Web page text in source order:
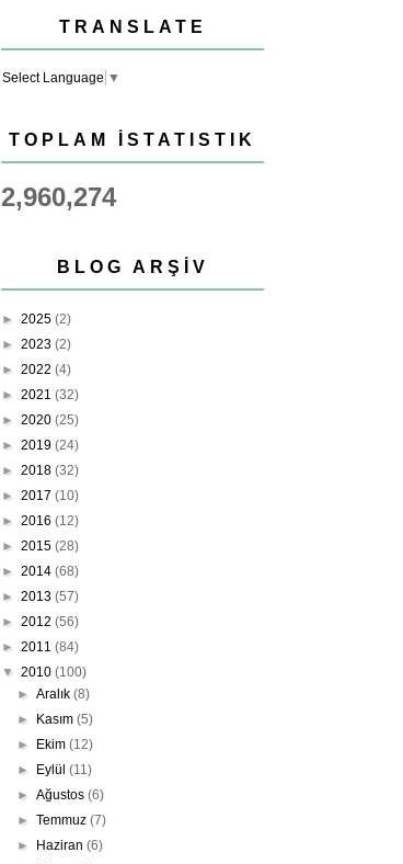
TRANSLATE
Select Language ▼
TOPLAM İSTATISTIK
2,960,274
BLOG ARŞIV
► 2025 (2)
► 2023 (2)
► 2022 (4)
► 2021 (32)
► 2020 (25)
► 2019 (24)
► 2018 (32)
► 2017 (10)
► 2016 (12)
► 2015 (28)
► 2014 (68)
► 2013 (57)
► 2012 (56)
► 2011 (84)
▼ 2010 (100)
►Aralık(8)
► Kasım(5)
► Ekim(12)
► Eylül(11)
►Ağustos(6)
►Temmuz(7)
► Haziran(6)